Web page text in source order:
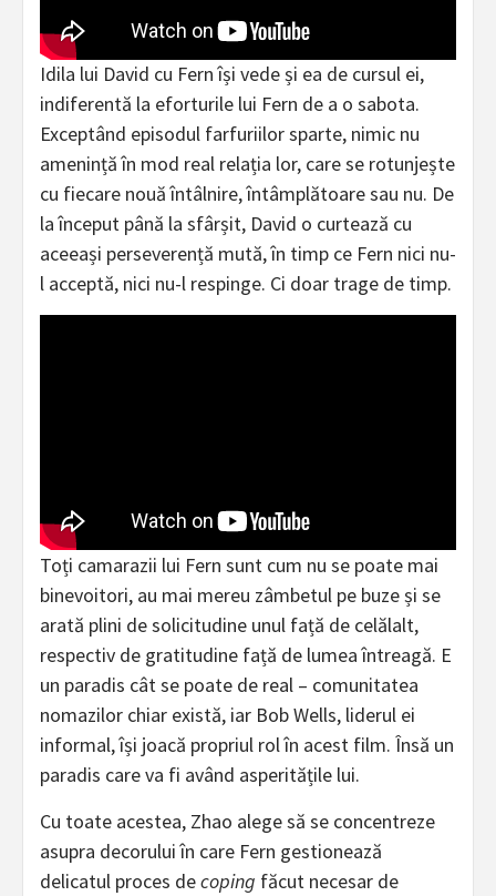
Idila lui David cu Fern își vede și ea de cursul ei,
indiferentă la eforturile lui Fern de a o sabota.
Exceptând episodul farfuriilor sparte, nimic nu
amenință în mod real relația lor, care se rotunjește
cu fiecare nouă întâlnire, întâmplătoare sau nu. De
la început până la sfârșit, David o curtează cu
aceeași perseverență mută, în timp ce Fern nici nu-
l acceptă, nici nu-l respinge. Ci doar trage de timp.
Toți camarazii lui Fern sunt cum nu se poate mai
binevoitori, au mai mereu zâmbetul pe buze și se
arată plini de solicitudine unul față de celălalt,
respectiv de gratitudine față de lumea întreagă. E
un paradis cât se poate de real – comunitatea
nomazilor chiar există, iar Bob Wells, liderul ei
informal, își joacă propriul rol în acest film. Însă un
paradis care va fi având asperitățile lui.
Cu toate acestea, Zhao alege să se concentreze
asupra decorului în care Fern gestionează
delicatul proces decoping făcut necesar de